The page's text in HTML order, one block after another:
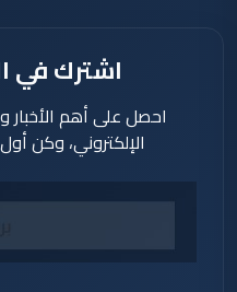
اشترك في
احصل على أهم الأخبار
الإلكتروني، وكن